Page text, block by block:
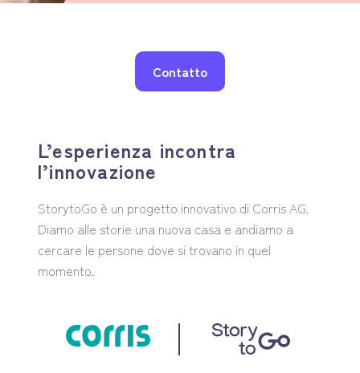
Contatto
L’esperienza incontra
l’innovazione
StorytoGo è un progetto innovativo di Corris AG.
Diamo alle storie una nuova casa e andiamo a
cercare le persone dove si trovano in quel
momento.